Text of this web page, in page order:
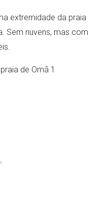
extremidade da praia
Sem nuvens, mas com